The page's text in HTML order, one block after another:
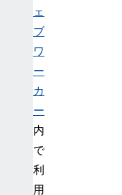
ェ
ブ
ワ
ー
カ
ー
内
で
利
用